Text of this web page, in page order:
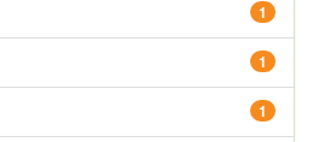
1
1
1